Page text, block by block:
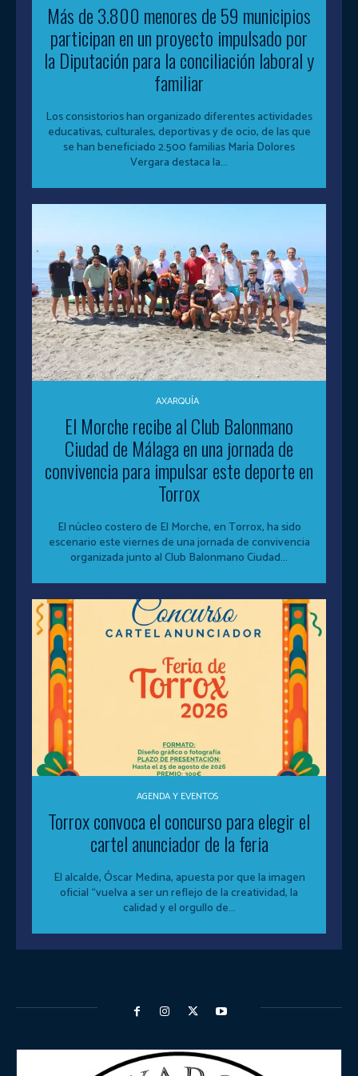
Más de 3.800 menores de 59 municipios
participan en un proyecto impulsado por
la Diputación para la conciliación laboral y
familiar
Los consistorios han organizado diferentes actividades
educativas, culturales, deportivas y de ocio, de las que
se han beneficiado 2.500 familias María Dolores
Vergara destaca la...
AXARQUÍA
El Morche recibe al Club Balonmano
Ciudad de Málaga en una jornada de
convivencia para impulsar este deporte en
Torrox
El núcleo costero de El Morche, en Torrox, ha sido
escenario este viernes de una jornada de convivencia
organizada junto al Club Balonmano Ciudad...
AGENDA Y EVENTOS
Torrox convoca el concurso para elegir el
cartel anunciador de la feria
El alcalde, Óscar Medina, apuesta por que la imagen
oficial “vuelva a ser un reflejo de la creatividad, la
calidad y el orgullo de...